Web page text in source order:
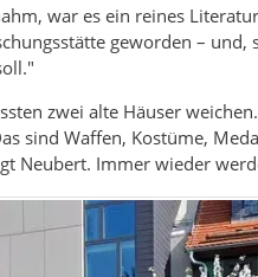
war es ein reines
geworden –
zwei alte Häuser
sind Waffen, Kostüme,
Neubert. Immer wieder